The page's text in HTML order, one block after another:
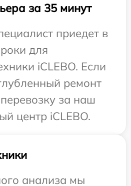
за 35 минут
приедет в
для
iCLEBO. Если
ремонт
за наш
центр iCLEBO.
анализа мы